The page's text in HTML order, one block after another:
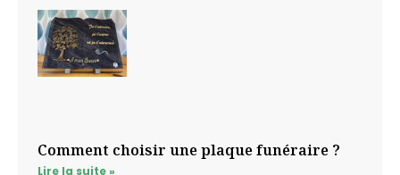
Comment choisir une plaque funéraire ?
Lire la suite »